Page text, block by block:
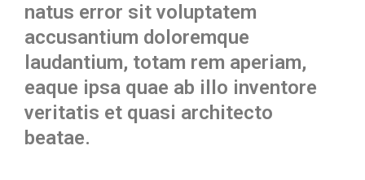
natus error sit voluptatem
accusantium doloremque
laudantium, totam rem aperiam,
eaque ipsa quae ab illo inventore
veritatis et quasi architecto
beatae.